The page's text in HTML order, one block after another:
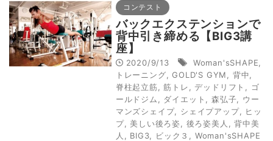
コンテスト
バックエクステンションで
背中引き締める【BIG3講
座】
2020/9/13 Woman'sSHAPE
トレーニング ,GOLD'S GYM 背中
脊柱起立筋
,筋トレ デッドリフト
ゴ
ールドジム
ダイエット 森弘子
ウー
マンズシェイプ, シェイプアップ,
ヒッ
プ, 美しい後ろ姿 後ろ姿美人 ,背中美
人
BIG3 ビック３
Woman'sSHAPE